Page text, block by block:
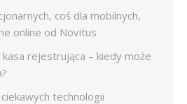
coś dla mobilnych,
online od Novitus
rejestrująca – kiedy może
technologii